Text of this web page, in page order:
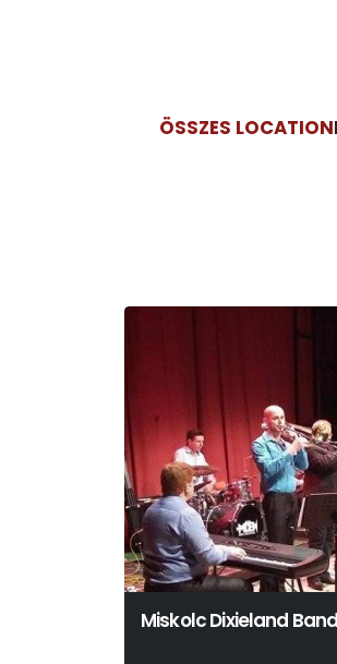
ÖSSZES LOCATION
Miskolc Dixieland